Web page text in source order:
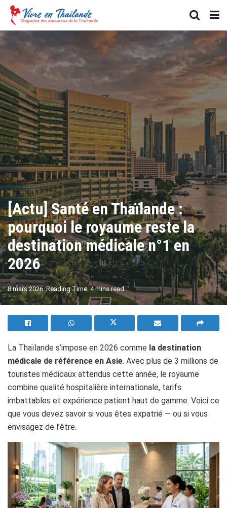
[Actu] Santé en Thaïlande :
pourquoi le royaume reste la
destination médicale n°1 en
2026
8 mars 2026 Reading Time: 4 mins read A A
La Thaïlande s’impose en 2026 comme la destination
médicale de référence en Asie. Avec plus de 3 millions de
touristes médicaux attendus cette année, le royaume
combine qualité hospitalière internationale, tarifs
imbattables et expérience patient haut de gamme. Voici ce
que vous devez savoir si vous êtes expatrié — ou si vous
envisagez de l’être.